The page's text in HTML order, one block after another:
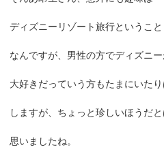
ディズニーリゾート旅行ということ
なんですが、男性の方でディズニ
大好きだっていう方もたまにいたり
しますが、ちょっと珍しいほうだと
思いましたね。